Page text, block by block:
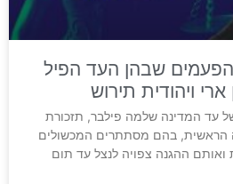
עדות פילבר: 10 הפעמים שבהן העד הפיל
ויהודית תירוש
עד המדינה שלמה פילבר, תזכורת
הראשית, בהם מסתתרים המכשולים
ואותם ההגנה צפויה לנצל עד תום